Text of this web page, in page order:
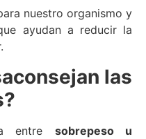
nuestro organismo y
ayudan a reducir la
las
entre sobrepeso u